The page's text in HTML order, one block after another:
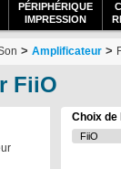
PÉRIPHÉRIQUE
IMPRESSION
> Amplificateur >
FiiO
Choix de